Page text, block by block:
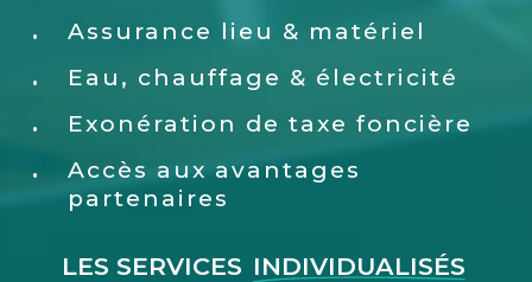
Assurance lieu & matériel
Eau, chauffage & électricité
Exonération de taxe foncière
Accès aux avantages
partenaires
LES SERVICES INDIVIDUALISÉS